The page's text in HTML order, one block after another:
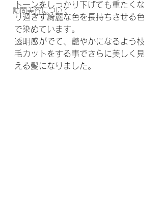
訪問美容について
トーンをしっかり下げても重たくな
り過ぎず綺麗な色を長持ちさせる色
で染めています。
透明感がでて、艶やかになるよう枝
毛カットをする事でさらに美しく見
える髪になりました。